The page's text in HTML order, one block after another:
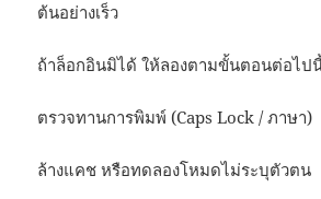
ต้นอย่างเร็ว
ถ้าล็อกอินมิได้ ให้ลองตามขั้นตอนต่อไป
ตรวจทานการพิมพ์ (Caps Lock / ภาษา)
ล้างแคช หรือทดลองโหมดไม่ระบุตัวตน